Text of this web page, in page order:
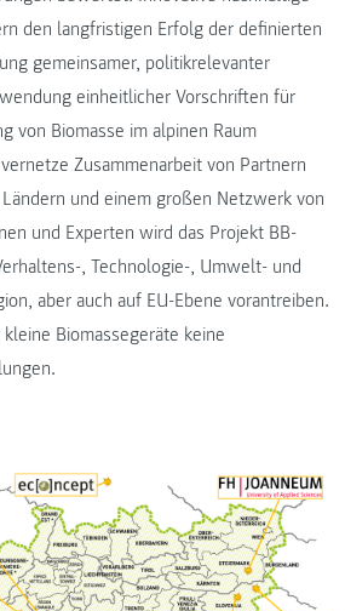
den langfristigen Erfolg der definierten
gemeinsamer, politikrelevanter
einheitlicher Vorschriften für
von Biomasse im alpinen Raum
Zusammenarbeit von Partnern
und einem großen Netzwerk von
und Experten wird das Projekt BB-
, Technologie-, Umwelt- und
aber auch auf EU-Ebene vorantreiben.
Biomassegeräte keine